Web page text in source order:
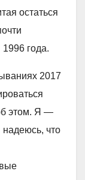
остаться
года.
2017
этом. Я —
надеюсь, что